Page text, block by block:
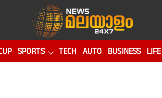
SPORTS TECH AUTO BUSINESS LIFE